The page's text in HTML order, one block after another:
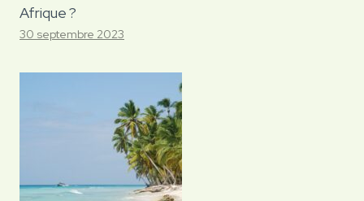
Afrique ?
30 septembre 2023